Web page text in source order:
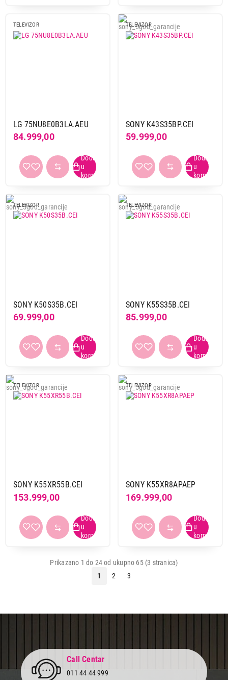
TELEVIZOR
LG 75NU8E0B3LA.AEU
84.999,00
TELEVIZOR
SONY K43S35BP.CEI
59.999,00
TELEVIZOR
SONY K50S35B.CEI
69.999,00
TELEVIZOR
SONY K55S35B.CEI
85.999,00
TELEVIZOR
SONY K55XR55B.CEI
153.999,00
TELEVIZOR
SONY K55XR8APAEP
169.999,00
Prikazano 1 do 24 od ukupno 65 (3 stranica)
1
2 3
Call Centar
011 44 44 999